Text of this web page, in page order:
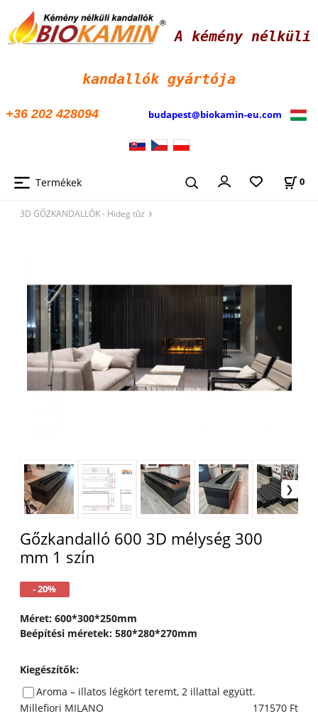
A kémény nélküli
kandallók gyártója
+36 202 428094 budapest@biokamin-eu.com
Termékek 0
3D GŐZKANDALLÓK - Hideg tűz
Gőzkandalló 600 3D mélység 300
mm 1 szín
- 20%
Méret: 600*300*250mm
Beépítési méretek: 580*280*270mm
Kiegészítők:
Aroma – illatos légkört teremt, 2 illattal együtt.
Millefiori MILANO
171570 Ft